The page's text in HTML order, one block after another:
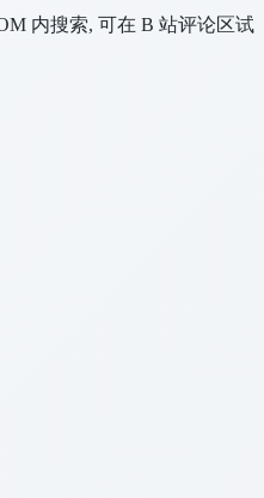
内搜索, 可在 B 站评论区试